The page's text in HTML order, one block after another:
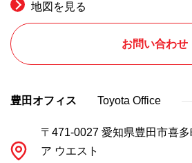
地図を見る
お問い合わせ
豊田オフィス Toyota Office
〒471-0027 愛知県豊田市喜
ア ウエスト